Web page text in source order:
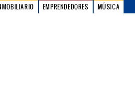
EMPRENDEDORES MÚSICA